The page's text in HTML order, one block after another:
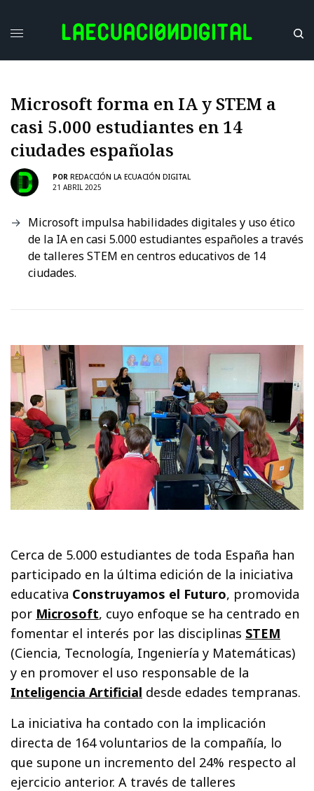
Microsoft forma en IA y STEM a
casi 5.000 estudiantes en 14
ciudades españolas
POR REDACCIÓN LA ECUACIÓN DIGITAL
21 ABRIL 2025
Microsoft impulsa habilidades digitales y uso ético
de la IA en casi 5.000 estudiantes españoles a través
de talleres STEM en centros educativos de 14
ciudades.
Cerca de 5.000 estudiantes de toda España han
participado en la última edición de la iniciativa
educativa Construyamos el Futuro, promovida
por Microsoft, cuyo enfoque se ha centrado en
fomentar el interés por las disciplinas STEM
(Ciencia, Tecnología, Ingeniería y Matemáticas)
y en promover el uso responsable de la
Inteligencia Artificial desde edades tempranas.
La iniciativa ha contado con la implicación
directa de 164 voluntarios de la compañía, lo
que supone un incremento del 24% respecto al
ejercicio anterior. A través de talleres